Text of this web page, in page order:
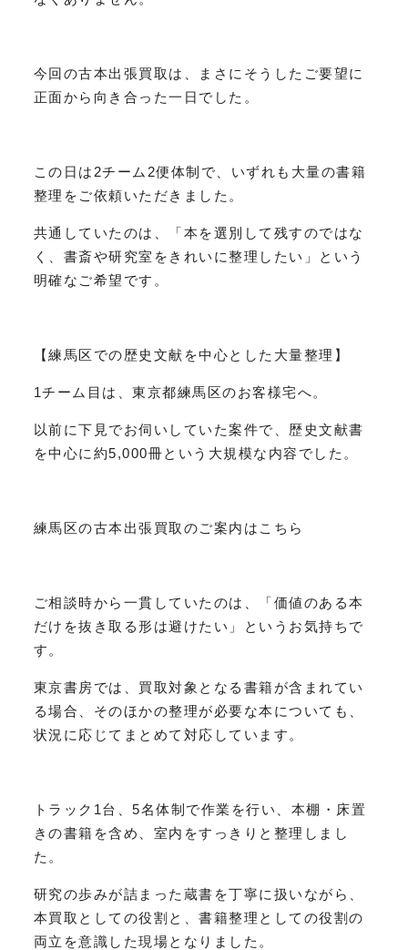
今回の古本出張買取は、まさにそうしたご要望に
正面から向き合った一日でした。
この日は2チーム2便体制で、いずれも大量の書籍
整理をご依頼いただきました。
共通していたのは、「本を選別して残すのではな
く、書斎や研究室をきれいに整理したい」という
明確なご希望です。
【練馬区での歴史文献を中心とした大量整理】
1チーム目は、東京都練馬区のお客様宅へ。
以前に下見でお伺いしていた案件で、歴史文献書
を中心に約5,000冊という大規模な内容でした。
練馬区の古本出張買取のご案内はこちら
ご相談時から一貫していたのは、「価値のある本
だけを抜き取る形は避けたい」というお気持ちで
す。
東京書房では、買取対象となる書籍が含まれてい
る場合、そのほかの整理が必要な本についても、
状況に応じてまとめて対応しています。
トラック1台、5名体制で作業を行い、本棚・床置
きの書籍を含め、室内をすっきりと整理しまし
た。
研究の歩みが詰まった蔵書を丁寧に扱いながら、
本買取としての役割と、書籍整理としての役割の
両立を意識した現場となりました。